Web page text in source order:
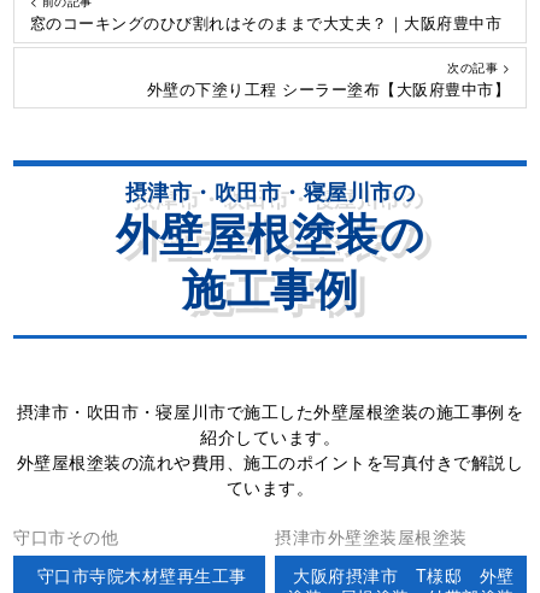
窓のコーキングのひび割れはそのままで大丈夫？｜大阪府豊中市
次の記事 >
外壁の下塗り工程 シーラー塗布【大阪府豊中市】
摂津市・吹田市・寝屋川市の
外壁屋根塗装の
施工事例
摂津市・吹田市・寝屋川市で施工した外壁屋根塗装の施工事例を
紹介しています。
外壁屋根塗装の流れや費用、施工のポイントを写真付きで解説し
ています。
守口市その他
守口市寺院木材壁再生工事
摂津市外壁塗装屋根塗装
大阪府摂津市 T様邸 外壁